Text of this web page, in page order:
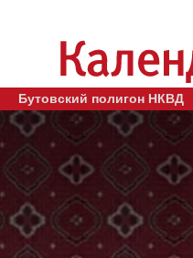
Бутовский полигон НКВД